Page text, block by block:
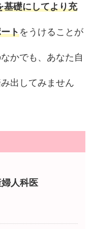
基礎にしてより充
トをうけることが
かでも、あなた自
出してみません
人科医